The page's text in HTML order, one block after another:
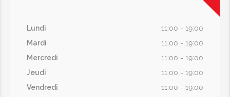
Lundi
11:00 - 19:00
Mardi
11:00 - 19:00
Mercredi
11:00 - 19:00
Jeudi
11:00 - 19:00
Vendredi
11:00 - 19:00